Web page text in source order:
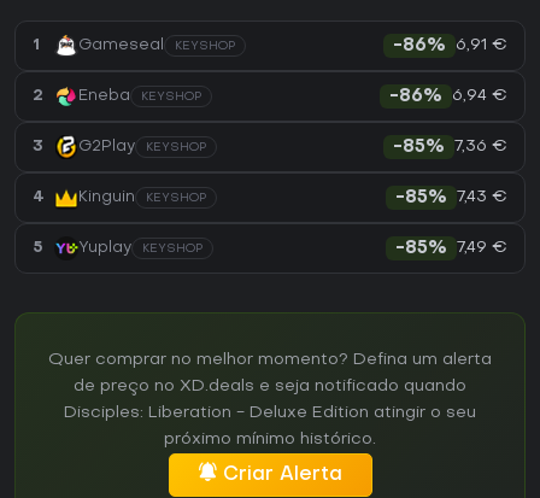
1 Gameseal KEYSHOP -86% 6,91 €
2 Eneba KEYSHOP -86% 6,94 €
3 G2Play KEYSHOP -85% 7,36 €
4 Kinguin KEYSHOP -85% 7,43 €
5 Yuplay KEYSHOP -85% 7,49 €
Quer comprar no melhor momento? Defina um alerta
de preço no XD.deals e seja notificado quando
Disciples: Liberation - Deluxe Edition atingir o seu
próximo mínimo histórico.
Criar Alerta